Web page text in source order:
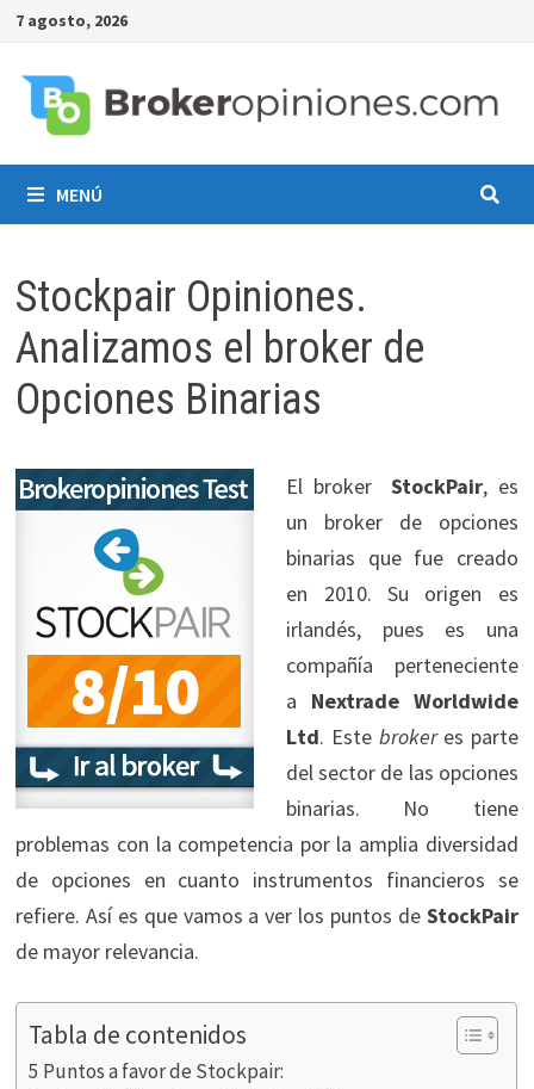
7 agosto, 2026
MENÚ
Stockpair Opiniones.
Analizamos el broker de
Opciones Binarias
El brokerStockPair, es
un broker de opciones
binarias que fue creado
en 2010. Su origen es
irlandés, pues es una
compañía perteneciente
a Nextrade Worldwide
Ltd. Este brokeres parte
del sector de las opciones
binarias. No tiene
problemas con la competencia por la amplia diversidad
de opciones en cuanto instrumentos financieros se
refiere. Así es que vamos a ver los puntos de StockPair
de mayor relevancia.
Tabla de contenidos
5 Puntos a favor de Stockpair: